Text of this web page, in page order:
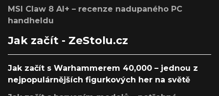
MSI Claw 8 AI+ – recenze nadupaného PC
handheldu
Jak začít - ZeStolu.cz
Jak začít s Warhammerem 40,000 – jednou z
nejpopulárnějších figurkových her na světě